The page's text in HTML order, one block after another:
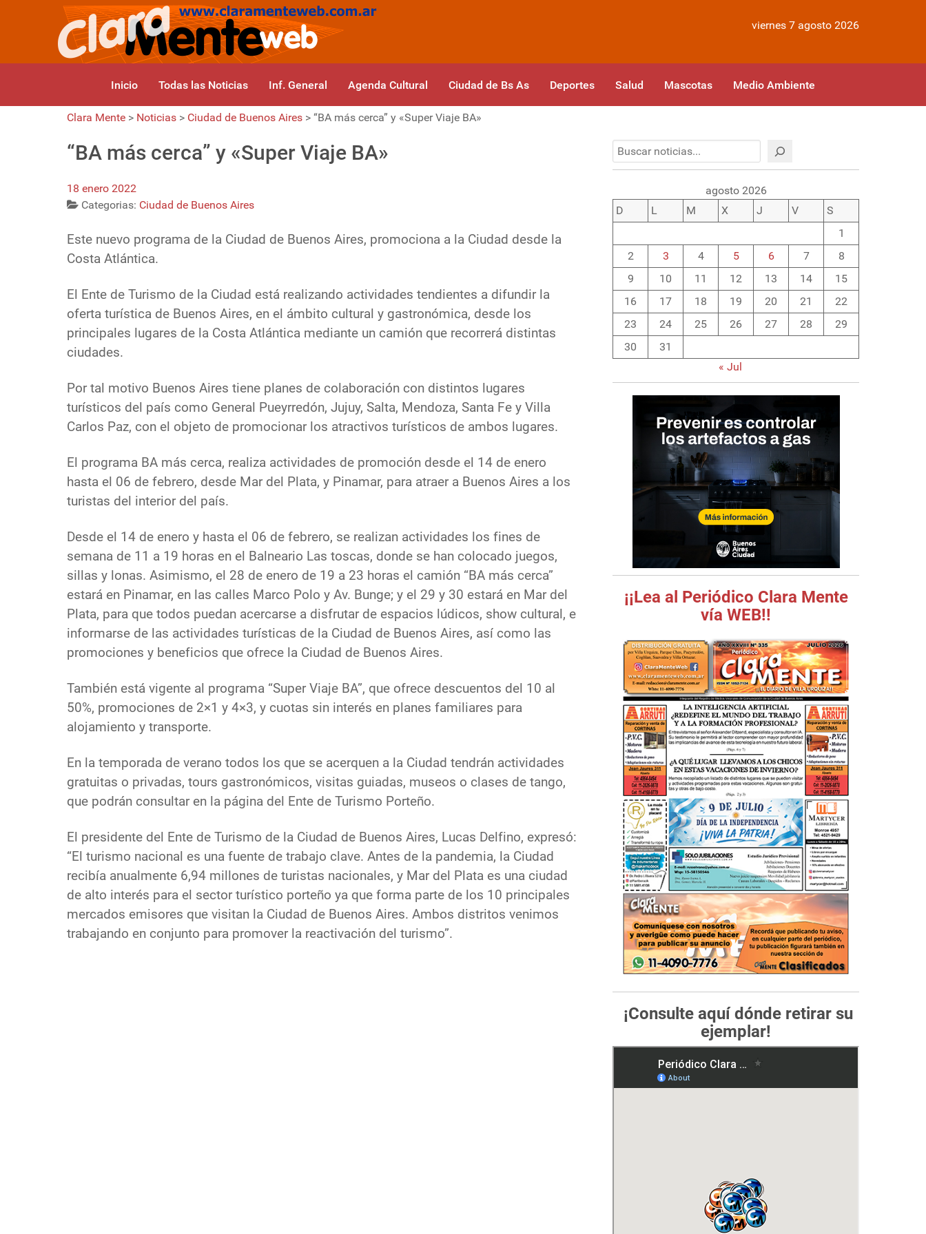
viernes 7 agosto 2026
Inicio Todas las Noticias Inf. General Agenda Cultural Ciudad de Bs As Deportes Salud Mascotas Medio Ambiente
Clara Mente > Noticias > Ciudad de Buenos Aires > “BA más cerca” y «Super Viaje BA»
“BA más cerca” y «Super Viaje BA»
18 enero 2022
Categorias: Ciudad de Buenos Aires
Este nuevo programa de la Ciudad de Buenos Aires, promociona a la Ciudad desde la
Costa Atlántica.
El Ente de Turismo de la Ciudad está realizando actividades tendientes a difundir la
oferta turística de Buenos Aires, en el ámbito cultural y gastronómica, desde los
principales lugares de la Costa Atlántica mediante un camión que recorrerá distintas
ciudades.
Por tal motivo Buenos Aires tiene planes de colaboración con distintos lugares
turísticos del país como General Pueyrredón, Jujuy, Salta, Mendoza, Santa Fe y Villa
Carlos Paz, con el objeto de promocionar los atractivos turísticos de ambos lugares.
El programa BA más cerca, realiza actividades de promoción desde el 14 de enero
hasta el 06 de febrero, desde Mar del Plata, y Pinamar, para atraer a Buenos Aires a los
turistas del interior del país.
Desde el 14 de enero y hasta el 06 de febrero, se realizan actividades los fines de
semana de 11 a 19 horas en el Balneario Las toscas, donde se han colocado juegos,
sillas y lonas. Asimismo, el 28 de enero de 19 a 23 horas el camión “BA más cerca”
estará en Pinamar, en las calles Marco Polo y Av. Bunge; y el 29 y 30 estará en Mar del
Plata, para que todos puedan acercarse a disfrutar de espacios lúdicos, show cultural, e
informarse de las actividades turísticas de la Ciudad de Buenos Aires, así como las
promociones y beneficios que ofrece la Ciudad de Buenos Aires.
También está vigente al programa “Super Viaje BA”, que ofrece descuentos del 10 al
50%, promociones de 2×1 y 4×3, y cuotas sin interés en planes familiares para
alojamiento y transporte.
En la temporada de verano todos los que se acerquen a la Ciudad tendrán actividades
gratuitas o privadas, tours gastronómicos, visitas guiadas, museos o clases de tango,
que podrán consultar en la página del Ente de Turismo Porteño.
El presidente del Ente de Turismo de la Ciudad de Buenos Aires, Lucas Delfino, expresó:
“El turismo nacional es una fuente de trabajo clave. Antes de la pandemia, la Ciudad
recibía anualmente 6,94 millones de turistas nacionales, y Mar del Plata es una ciudad
de alto interés para el sector turístico porteño ya que forma parte de los 10 principales
mercados emisores que visitan la Ciudad de Buenos Aires. Ambos distritos venimos
trabajando en conjunto para promover la reactivación del turismo”.
agosto 2026
D
L M X J V
S
1
2
3 4 5 6 7
8
9
10 11 12 13 14
15
16
17 18 19 20 21
22
23
24 25 26 27 28
29
30
31
« Jul
¡¡Lea al Periódico Clara Mente
vía WEB!!
¡Consulte aquí dónde retirar su
ejemplar!